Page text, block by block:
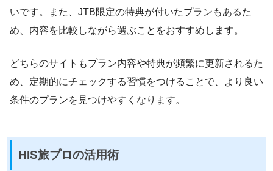
いです。また、JTB限定の特典が付いたプランもあるた
め、内容を比較しながら選ぶことをおすすめします。
どちらのサイトもプラン内容や特典が頻繁に更新されるた
め、定期的にチェックする習慣をつけることで、より良い
条件のプランを見つけやすくなります。
HIS旅プロの活用術